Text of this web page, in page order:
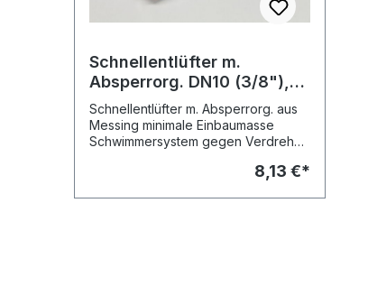
Schnellentlüfter m.
Absperrorg. DN10 (3/8"),
10 bar
Schnellentlüfter m. Absperrorg. aus
Messing minimale Einbaumasse
Schwimmersystem gegen Verdrehen
Dichtung zwischen Ventil und8,13 €*